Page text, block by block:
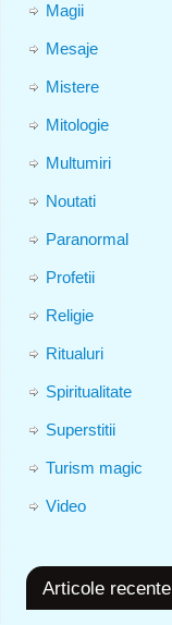
Magii
Mesaje
Mistere
Mitologie
Multumiri
Noutati
Paranormal
Profetii
Religie
Ritualuri
Spiritualitate
Superstitii
Turism magic
Video
Articole recente